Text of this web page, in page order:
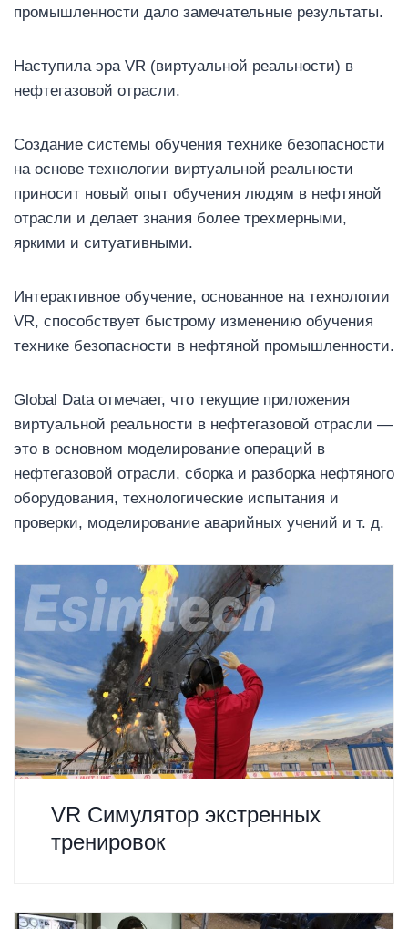
промышленности дало замечательные результаты.
Наступила эра VR (виртуальной реальности) в
нефтегазовой отрасли.
Создание системы обучения технике безопасности
на основе технологии виртуальной реальности
приносит новый опыт обучения людям в нефтяной
отрасли и делает знания более трехмерными,
яркими и ситуативными.
Интерактивное обучение, основанное на технологии
VR, способствует быстрому изменению обучения
технике безопасности в нефтяной промышленности.
Global Data отмечает, что текущие приложения
виртуальной реальности в нефтегазовой отрасли —
это в основном моделирование операций в
нефтегазовой отрасли, сборка и разборка нефтяного
оборудования, технологические испытания и
проверки, моделирование аварийных учений и т. д.
VR Симулятор экстренных
тренировок